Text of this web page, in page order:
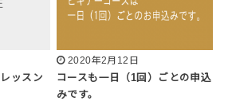
ッスン
2020年2月12日
コースも一日（1回）ごとの申込
みです。